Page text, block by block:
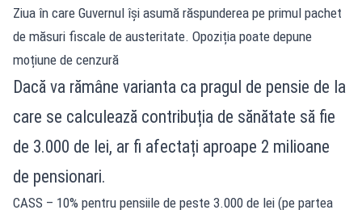
Ziua în care Guvernul își asumă răspunderea pe primul pachet
de măsuri fiscale de austeritate. Opoziția poate depune
moțiune de cenzură
Dacă va rămâne varianta ca pragul de pensie de la
care se calculează contribuția de sănătate să fie
de 3.000 de lei, ar fi afectați aproape 2 milioane
de pensionari.
CASS – 10% pentru pensiile de peste 3.000 de lei (pe partea